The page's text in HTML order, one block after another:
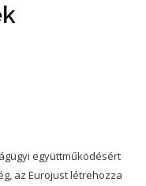
együttműködésért
az Eurojust létrehozza